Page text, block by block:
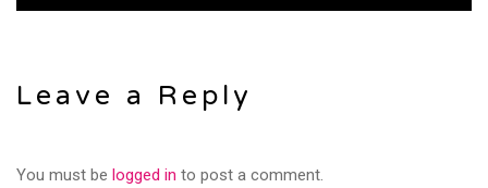
Leave a Reply
You must be logged in to post a comment.